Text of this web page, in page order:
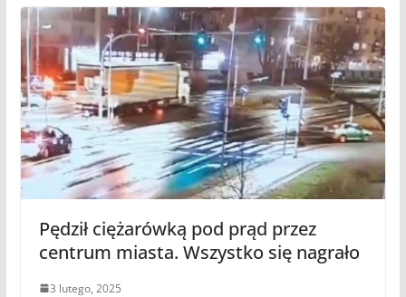
Pędził ciężarówką pod prąd przez
centrum miasta. Wszystko się nagrało
3 lutego, 2025